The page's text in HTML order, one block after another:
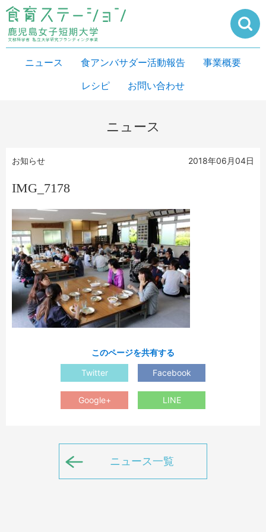
ニュース 食アンバサダー活動報告
事業概要
レシピ
お問い合わせ
ニュース
お知らせ 2018年06月04日
IMG_7178
このページを共有する
Twitter
Facebook
Google+ LINE
ニュース一覧